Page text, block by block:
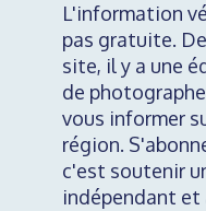
L'information
pas gratuite.
site, il y a une
de
vous informer
région.
c'est soutenir
indépendant et